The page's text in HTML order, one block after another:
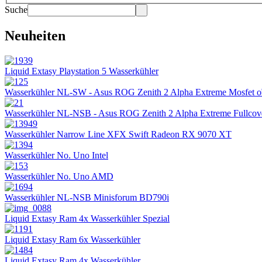
Suche
Neuheiten
Liquid Extasy Playstation 5 Wasserkühler
Wasserkühler NL-SW - Asus ROG Zenith 2 Alpha Extreme Mosfet
Wasserkühler NL-NSB - Asus ROG Zenith 2 Alpha Extreme
Wasserkühler Narrow Line XFX Swift Radeon RX 9070 XT
Wasserkühler No. Uno Intel
Wasserkühler No. Uno AMD
Wasserkühler NL-NSB Minisforum BD790i
Liquid Extasy Ram 4x Wasserkühler Spezial
Liquid Extasy Ram 6x Wasserkühler